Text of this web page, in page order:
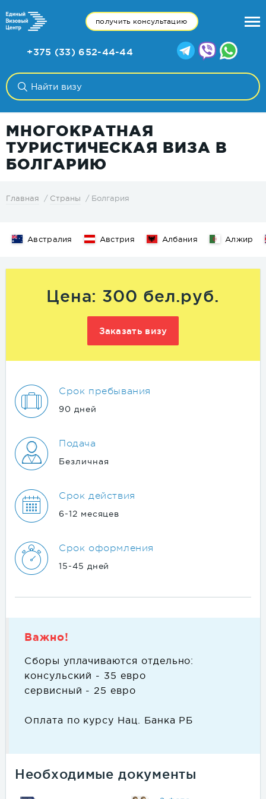
получить консультацию
+375 (33) 652-44-44
МНОГОКРАТНАЯ
ТУРИСТИЧЕСКАЯ ВИЗА В
БОЛГАРИЮ
Главная Страны Болгария
Цена: 300 бел.руб.
Заказать визу
Срок пребывания
90 дней
Подача
Безличная
Срок действия
6-12 месяцев
Срок оформления
15-45 дней
Важно!
Сборы уплачиваются отдельно:
консульский - 35 евро
сервисный - 25 евро
Оплата по курсу Нац. Банка РБ
Необходимые документы
Австралия Австрия Албания Алжир